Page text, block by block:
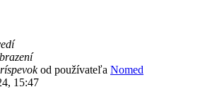
od používateľa Nomed
15:47